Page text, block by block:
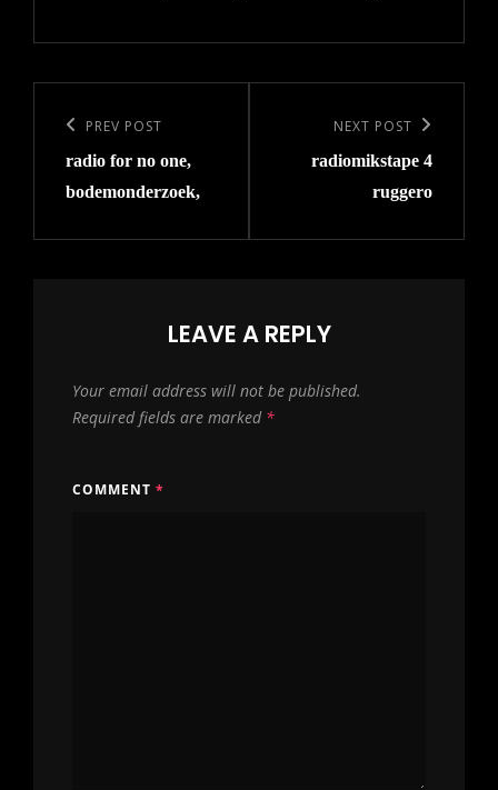
navigation
Previous
Post
PREV POST
radio for no one,
bodemonderzoek,
Post
NEXT POST
radiomikstape 4
ruggero
LEAVE A REPLY
Your email address will not be published.
Required fields are marked *
COMMENT *